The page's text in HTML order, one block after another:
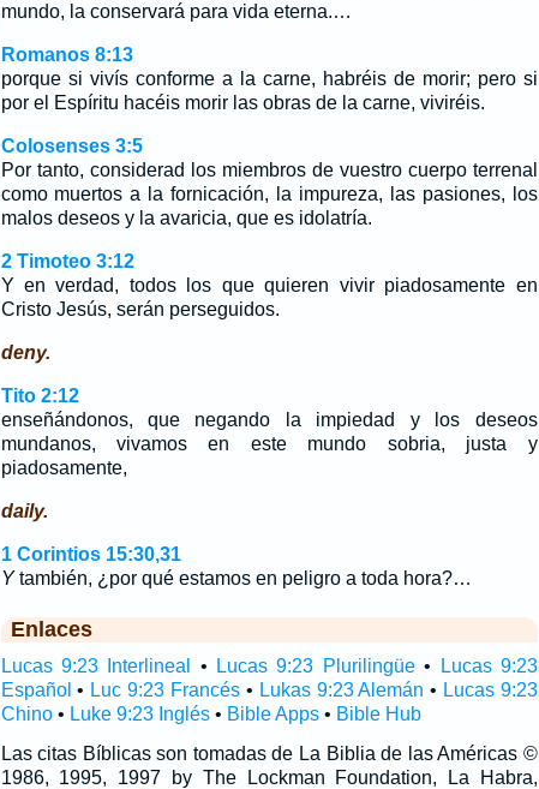
mundo, la conservará para vida eterna.…
Romanos 8:13
porque si vivís conforme a la carne, habréis de morir; pero si
por el Espíritu hacéis morir las obras de la carne, viviréis.
Colosenses 3:5
Por tanto, considerad los miembros de vuestro cuerpo terrenal
como muertos a la fornicación, la impureza, las pasiones, los
malos deseos y la avaricia, que es idolatría.
2 Timoteo 3:12
Y en verdad, todos los que quieren vivir piadosamente en
Cristo Jesús, serán perseguidos.
deny.
Tito 2:12
enseñándonos, que negando la impiedad y los deseos
mundanos, vivamos en este mundo sobria, justa y
piadosamente,
daily.
1 Corintios 15:30,31
Ytambién, ¿por qué estamos en peligro a toda hora?…
Enlaces
Lucas 9:23 Interlineal • Lucas 9:23 Plurilingüe•
Lucas 9:23
Español • Luc 9:23 Francés• Lukas 9:23 Alemán • Lucas 9:23
Chino• Luke 9:23 Inglés• Bible Apps• Bible Hub
Las citas Bíblicas son tomadas de La Biblia de las Américas ©
1986, 1995, 1997 by The Lockman Foundation, La Habra,